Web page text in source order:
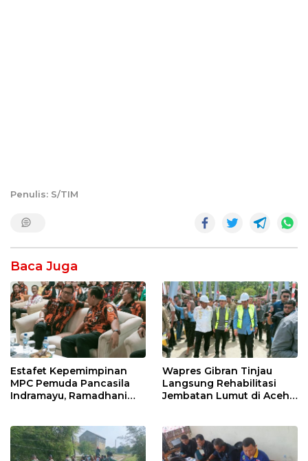
Penulis: S/TIM
Baca Juga
Estafet Kepemimpinan
MPC Pemuda Pancasila
Indramayu, Ramadhani
Muscablub
Wapres Gibran Tinjau
Langsung Rehabilitasi
Jembatan Lumut di Aceh